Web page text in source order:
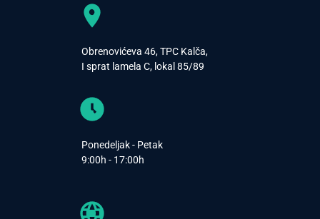
Obrenovićeva 46, TPC Kalča,
I sprat lamela C, lokal 85/89
Ponedeljak - Petak
9:00h - 17:00h